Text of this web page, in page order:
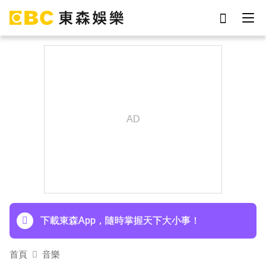
下載東森App，隨時掌握天下大小事！
首頁 音樂